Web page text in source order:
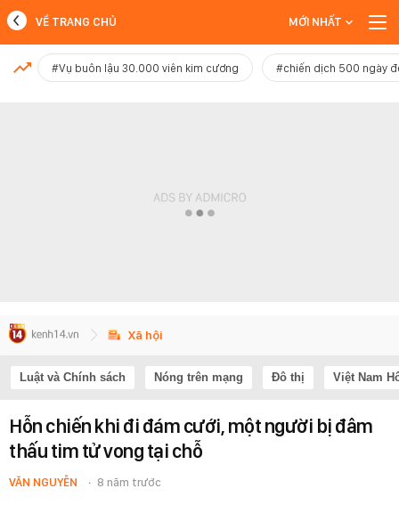
MỚI NHẤT
VỀ TRANG CHỦ MỚI NHẤT
#Vụ buôn lậu 30.000 viên kim cương #chiến dịch 500 ngày
Xã hội
Luật và Chính sách Nóng trên mạng Đô thị Việt Nam
Hỗn chiến khi đi đám cưới, một người bị đâm
thấu tim tử vong tại chỗ
VĂN NGUYỄN 8 năm trước